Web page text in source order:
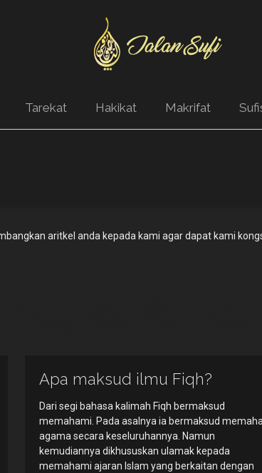
Tarekat Hakikat Makrifat
aritkel anda kepada kami agar dapat kami
Apa maksud ilmu Fiqh?
Dari segi bahasa kalimah Fiqh bermaksud
memahami. Pada asalnya ia bermaksud
agama secara keseluruhannya. Namun
kemudiannya dikhususkan ulamak kepada
memahami ajaran Islam yang berkaitan dengan